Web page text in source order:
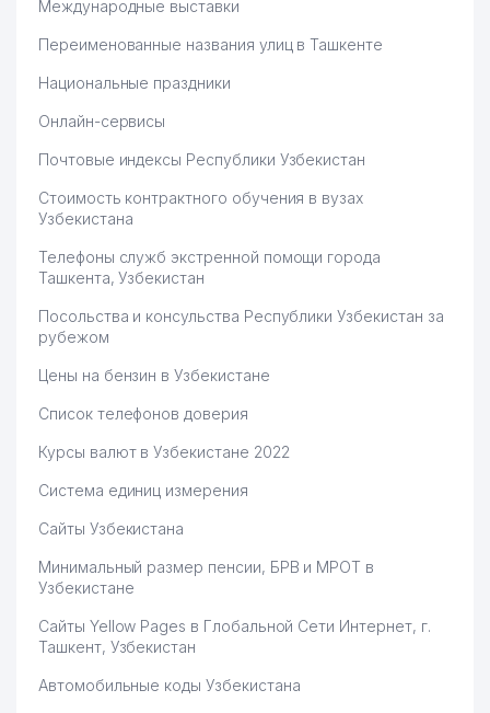
Международные выставки
Переименованные названия улиц в Ташкенте
Национальные праздники
Онлайн-сервисы
Почтовые индексы Республики Узбекистан
Стоимость контрактного обучения в вузах
Узбекистана
Телефоны служб экстренной помощи города
Ташкента, Узбекистан
Посольства и консульства Республики Узбекистан за
рубежом
Цены на бензин в Узбекистане
Список телефонов доверия
Курсы валют в Узбекистане 2022
Система единиц измерения
Сайты Узбекистана
Минимальный размер пенсии, БРВ и МРОТ в
Узбекистане
Сайты Yellow Pages в Глобальной Сети Интернет, г.
Ташкент, Узбекистан
Автомобильные коды Узбекистана